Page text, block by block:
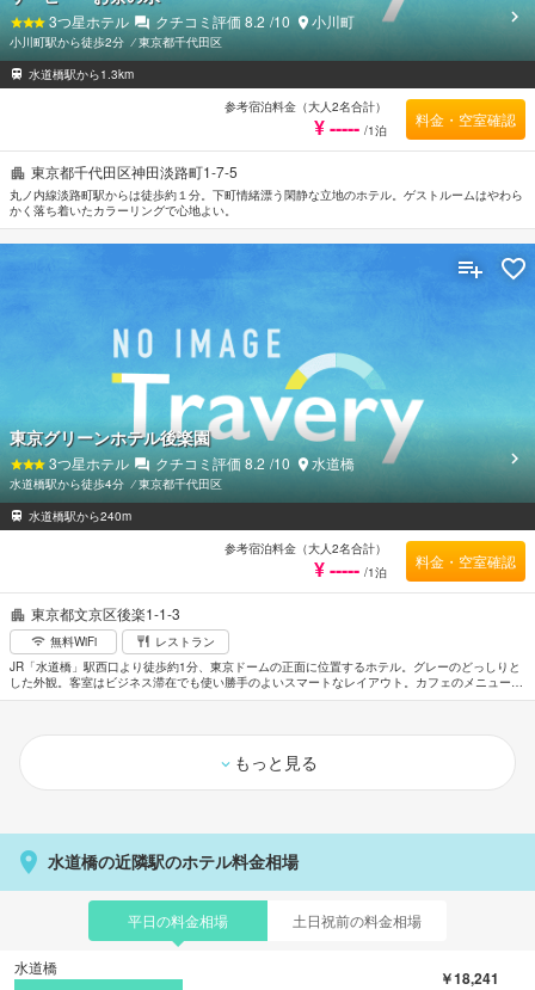
東京都千代田区神田淡路町1-7-5
丸ノ内線淡路町駅からは徒歩約１分。下町情緒漂う閑静な立地のホテル。ゲストルームはやわら
かく落ち着いたカラーリングで心地よい。
3つ星ホテル クチコミ評価 8.2 /10 小川町
小川町駅から徒歩2分 ⁄東京都千代田区
水道橋駅から1.3km
参考宿泊料金（大人2名合計）
¥ ----- /1泊
料金・空室確認
東京都文京区後楽1-1-3
無料WiFi
レストラン
JR「水道橋」駅西口より徒歩約1分、東京ドームの正面に位置するホテル。グレーのどっしりと
した外観。客室はビジネス滞在でも使い勝手のよいスマートなレイアウト。カフェのメニューは
テイクアウト可能でスポーツ観戦などの際に便利。マッサージサービスもある。皇居まで約
東京グリーンホテル後楽園
3つ星ホテル クチコミ評価 8.2 /10 水道橋
水道橋駅から徒歩4分 ⁄東京都千代田区
水道橋駅から240m
参考宿泊料金（大人2名合計）
¥ ----- /1泊
料金・空室確認
もっと見る
水道橋の近隣駅のホテル料金相場
平日の料金相場 土日祝前の料金相場
水道橋
￥18,241